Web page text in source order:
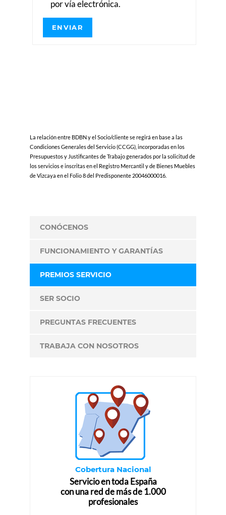
por vía electrónica.
La relación entre BDBN y el Socio/cliente se regirá en base a las
Condiciones Generales del Servicio (CCGG), incorporadas en los
Presupuestos y Justificantes de Trabajo generados por la solicitud de
los servicios e inscritas en el Registro Mercantil y de Bienes Muebles
de Vizcaya en el Folio 8 del Predisponente 20046000016.
CONÓCENOS
FUNCIONAMIENTO Y GARANTÍAS
PREMIOS SERVICIO
SER SOCIO
PREGUNTAS FRECUENTES
TRABAJA CON NOSOTROS
Cobertura Nacional
Servicio en toda España
con una red de más de 1.000
profesionales